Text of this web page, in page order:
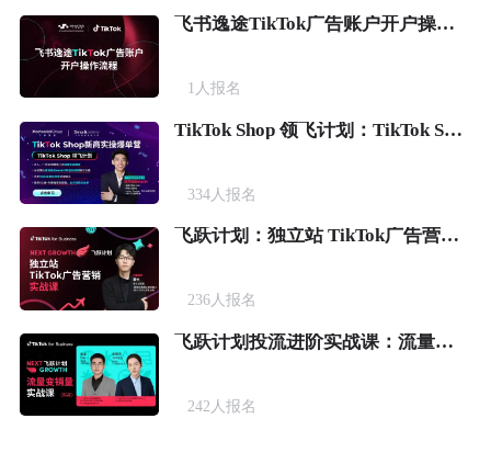
飞书逸途TikTok广告账户开户操作流程
1 人报名
TikTok Shop 领飞计划：TikTok Shop新商实操爆单营
334人报名
飞跃计划：独立站 TikTok广告营销实战课
236人报名
飞跃计划投流进阶实战课：流量变销量
242 人报名